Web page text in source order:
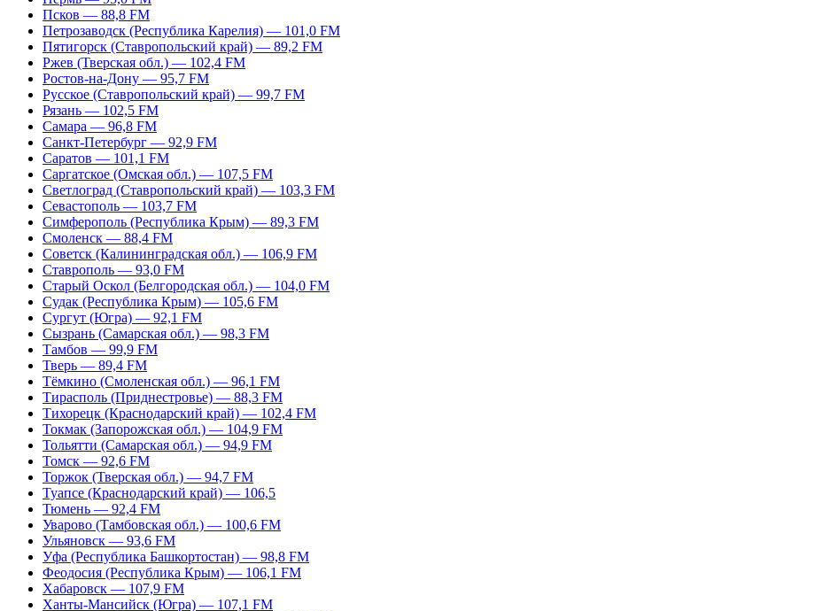
Псков — 88,8 FM
Петрозаводск (Республика Карелия) — 101,0 FM
Пятигорск (Ставропольский край) — 89,2 FM
Ржев (Тверская обл.) — 102,4 FM
Ростов-на-Дону — 95,7 FM
Русское (Ставропольский край) — 99,7 FM
Рязань — 102,5 FM
Самара — 96,8 FM
Санкт-Петербург — 92,9 FM
Саратов — 101,1 FM
Саргатское (Омская обл.) — 107,5 FM
Светлоград (Ставропольский край) — 103,3 FM
Севастополь — 103,7 FM
Симферополь (Республика Крым) — 89,3 FM
Смоленск — 88,4 FM
Советск (Калининградская обл.) — 106,9 FM
Ставрополь — 93,0 FM
Старый Оскол (Белгородская обл.) — 104,0 FM
Судак (Республика Крым) — 105,6 FM
Сургут (Югра) — 92,1 FM
Сызрань (Самарская обл.) — 98,3 FM
Тамбов — 99,9 FM
Тверь — 89,4 FM
Тёмкино (Смоленская обл.) — 96,1 FM
Тирасполь (Приднестровье) — 88,3 FM
Тихорецк (Краснодарский край) — 102,4 FM
Токмак (Запорожская обл.) — 104,9 FM
Тольятти (Самарская обл.) — 94,9 FM
Томск — 92,6 FM
Торжок (Тверская обл.) — 94,7 FM
Туапсе (Краснодарский край) — 106,5
Тюмень — 92,4 FM
Уварово (Тамбовская обл.) — 100,6 FM
Ульяновск — 93,6 FM
Уфа (Республика Башкортостан) — 98,8 FM
Феодосия (Республика Крым) — 106,1 FM
Хабаровск — 107,9 FM
Ханты-Мансийск (Югра) — 107,1 FM